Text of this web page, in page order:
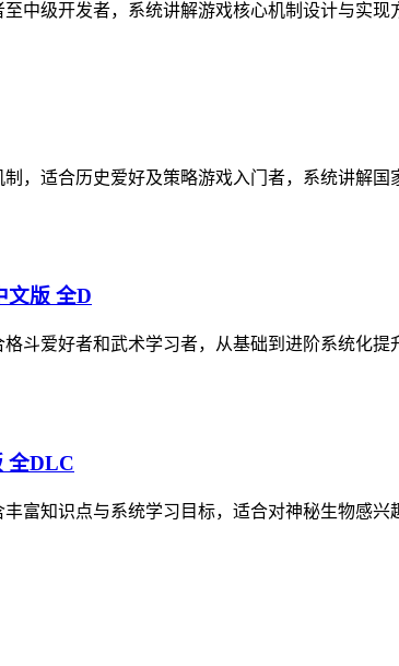
中级开发者，系统讲解游戏核心机制设计与实
，适合历史爱好及策略游戏入门者，系统讲解
文版 全D
斗爱好者和武术学习者，从基础到进阶系统化
全DLC
富知识点与系统学习目标，适合对神秘生物感